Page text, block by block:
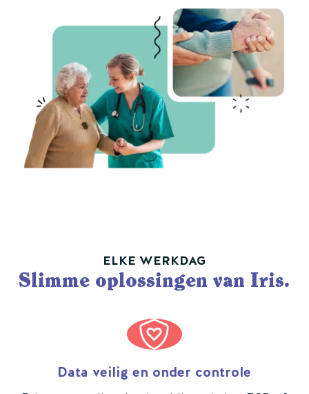
Slimme oplossingen van Iris.
ELKE WERKDAG
Data veilig en onder controle